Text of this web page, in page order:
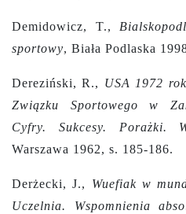
Demidowicz, T.,
sportowy, Biała Podlaska
Dereziński, R., USA 1972
Związku Sportowego w
Cyfry. Sukcesy. Porażki.
Warszawa 1962, s. 185-186.
Derżecki, J., Wuefiak w
Uczelnia. Wspomnienia